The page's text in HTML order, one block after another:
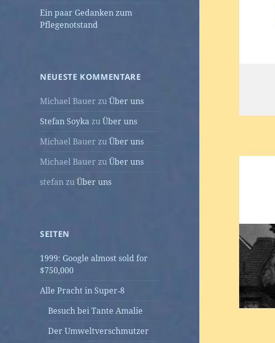
Ein paar Gedanken zum
Pflegenotstand
NEUESTE KOMMENTARE
Michael Bauer zuÜber uns
Stefan SoykazuÜber uns
Michael Bauer zuÜber uns
Michael Bauer zuÜber uns
stefanzuÜber uns
SEITEN
1999: Google almost sold for
$750,000
Alle Pracht in Super‑8
Besuch bei Tante Amalie
Der Umweltverschmutzer